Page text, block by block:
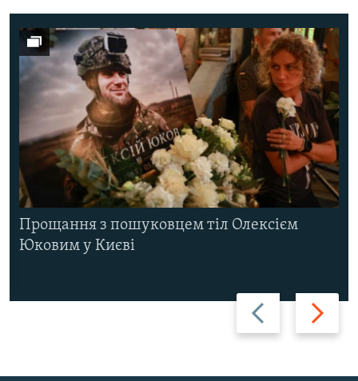
Назад Вперед
Прощання з пошуковцем тіл Олексієм
Юковим у Києві